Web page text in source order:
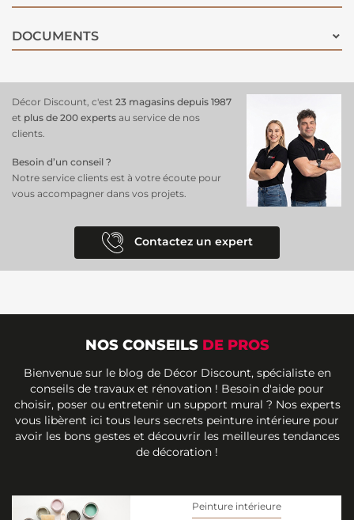
DOCUMENTS
Décor Discount, c'est 23 magasins depuis 1987
et plus de 200 experts au service de nos
clients.
Besoin d’un conseil ?
Notre service clients est à votre écoute pour
vous accompagner dans vos projets.
Contactez un expert
NOS CONSEILS DE PROS
Bienvenue sur le blog de Décor Discount, spécialiste en
conseils de travaux et rénovation ! Besoin d'aide pour
choisir, poser ou entretenir un support mural ? Nos experts
vous libèrent ici tous leurs secrets peinture intérieure pour
avoir les bons gestes et découvrir les meilleures tendances
de décoration !
Peinture intérieure